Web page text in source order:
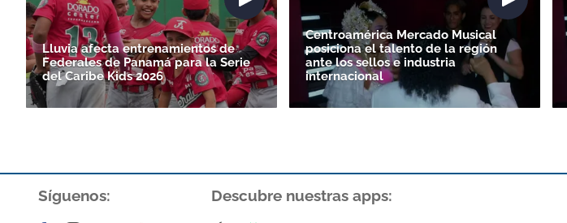
Lluvia afecta entrenamientos de
Federales de Panamá para la Serie
del Caribe Kids 2026
Centroamérica Mercado Musical
posiciona el talento de la región
ante los sellos e industria
internacional
Síguenos: Descubre nuestras apps: